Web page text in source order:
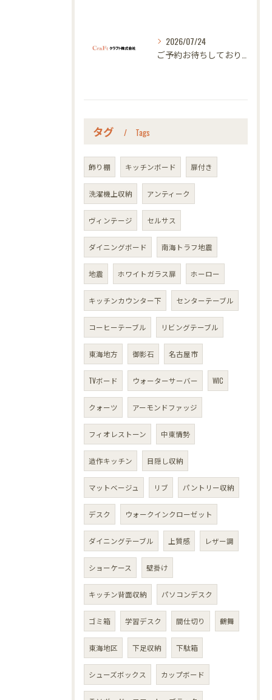
2026/07/24
タグ Tags
飾り棚 キッチンボード 扉付き
洗濯機上収納 アンティーク
ヴィンテージ セルサス
ダイニングボード 南海トラフ地震
地震 ホワイトガラス扉 ホーロー
キッチンカウンター下 センターテーブル
コーヒーテーブル リビングテーブル
東海地方 御影石 名古屋市
TVボード ウォーターサーバー WIC
クォーツ アーモンドファッジ
フィオレストーン 中東情勢
造作キッチン 目隠し収納
マットベージュ リブ パントリー収納
デスク ウォークインクローゼット
ダイニングテーブル 上質感 レザー調
ショーケース 壁掛け
キッチン背面収納 パソコンデスク
ゴミ箱 学習デスク 間仕切り 鶴舞
東海地区 下足収納 下駄箱
シューズボックス カップボード